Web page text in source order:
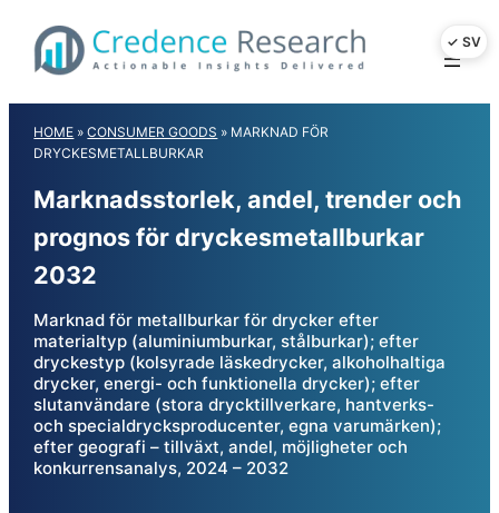
content
HOME »CONSUMER GOODS » MARKNAD FÖR
DRYCKESMETALLBURKAR
Marknadsstorlek, andel, trender och
prognos för dryckesmetallburkar
2032
Marknad för metallburkar för drycker efter
materialtyp (aluminiumburkar, stålburkar); efter
dryckestyp (kolsyrade läskedrycker, alkoholhaltiga
drycker, energi- och funktionella drycker); efter
slutanvändare (stora drycktillverkare, hantverks-
och specialdrycksproducenter, egna varumärken);
efter geografi – tillväxt, andel, möjligheter och
konkurrensanalys, 2024 – 2032